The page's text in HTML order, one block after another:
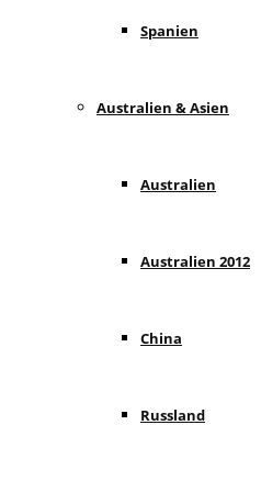
Spanien
Australien & Asien
Australien
Australien 2012
China
Russland